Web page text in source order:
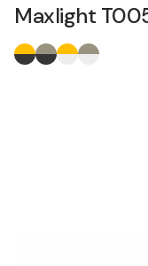
Maxlight